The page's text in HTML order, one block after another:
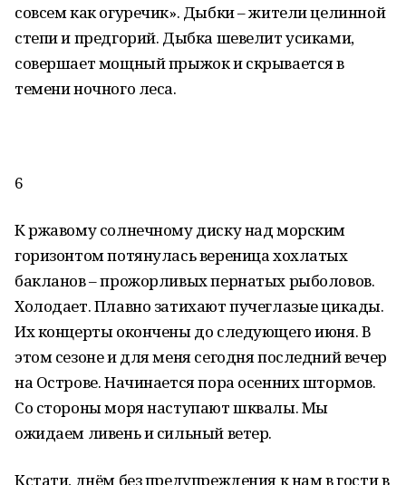
совсем как огуречик». Дыбки – жители целинной
степи и предгорий. Дыбка шевелит усиками,
совершает мощный прыжок и скрывается в
темени ночного леса.
6
К ржавому солнечному диску над морским
горизонтом потянулась вереница хохлатых
бакланов – прожорливых пернатых рыболовов.
Холодает. Плавно затихают пучеглазые цикады.
Их концерты окончены до следующего июня. В
этом сезоне и для меня сегодня последний вечер
на Острове. Начинается пора осенних штормов.
Со стороны моря наступают шквалы. Мы
ожидаем ливень и сильный ветер.
Кстати, днём без предупреждения к нам в гости в